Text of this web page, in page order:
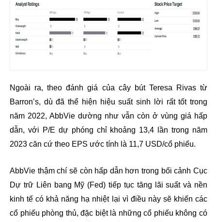
Ngoài ra, theo đánh giá của cây bút Teresa Rivas từ
Barron’s, dù đã thể hiện hiệu suất sinh lời rất tốt trong
năm 2022, AbbVie dường như vẫn còn ở vùng giá hấp
dẫn, với P/E dự phóng chỉ khoảng 13,4 lần trong năm
2023 căn cứ theo EPS ước tính là 11,7 USD/cổ phiếu.
AbbVie thậm chí sẽ còn hấp dẫn hơn trong bối cảnh Cục
Dự trữ Liên bang Mỹ (Fed) tiếp tục tăng lãi suất và nền
kinh tế có khả năng hạ nhiệt lại vì điều này sẽ khiến các
cổ phiếu phòng thủ, đặc biệt là những cổ phiếu không có